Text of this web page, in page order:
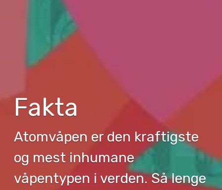
Fakta
Atomvåpen er den kraftigste
og mest inhumane
våpentypen i verden. Så lenge